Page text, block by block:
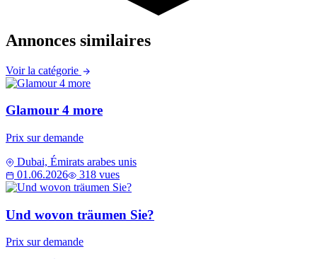
Annonces similaires
Voir la catégorie
Glamour 4 more
Prix sur demande
Dubai, Émirats arabes unis
01.06.2026
318 vues
Und wovon träumen Sie?
Prix sur demande